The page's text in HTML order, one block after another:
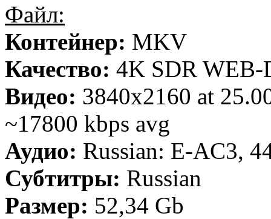
Файл:
Контейнер: MKV
Качество: 4K SDR
Видео: 3840x2160 at
~17800 kbps avg
Аудио: Russian: E-AC3,
Субтитры: Russian
Размер: 52,34 Gb